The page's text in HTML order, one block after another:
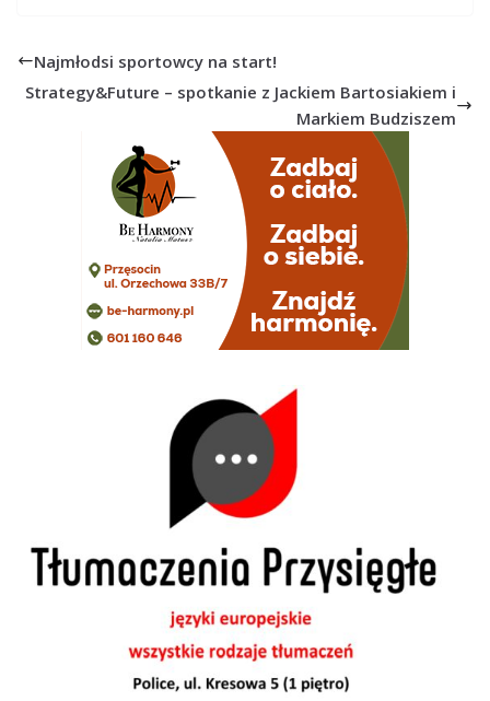
Najmłodsi sportowcy na start!
Strategy&Future – spotkanie z Jackiem Bartosiakiem i
Markiem Budziszem